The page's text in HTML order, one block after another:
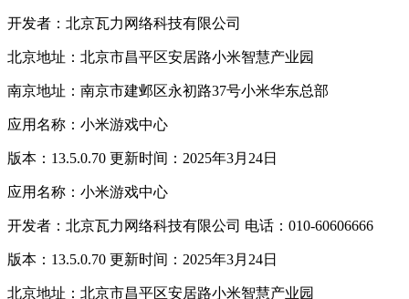
开发者：北京瓦力网络科技有限公司
北京地址：北京市昌平区安居路小米智慧产业园
南京地址：南京市建邺区永初路37号小米华东总部
应用名称：小米游戏中心
版本：13.5.0.70 更新时间：2025年3月24日
应用名称：小米游戏中心
开发者：北京瓦力网络科技有限公司 电话：010-60606666
版本：13.5.0.70 更新时间：2025年3月24日
北京地址：北京市昌平区安居路小米智慧产业园